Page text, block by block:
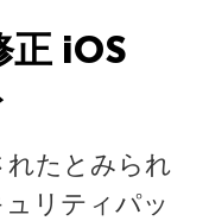
正 iOS
れたとみられ
リティパッ